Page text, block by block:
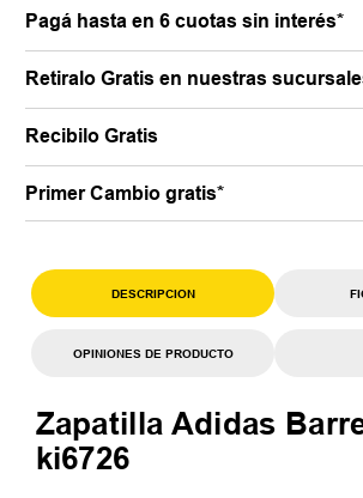
Pagá hasta en 6 cuotas sin interés*
Retiralo Gratis en nuestras
Recibilo Gratis
Primer Cambio gratis*
DESCRIPCION
OPINIONES DE PRODUCTO
Zapatilla Adidas
ki6726